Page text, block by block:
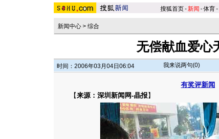
搜狐首页-新闻 -体育-
新闻中心 > 综合
无偿献血爱心
时间：2006年03月04日06:04 我来说两句(0)
有奖评新闻
【来源：深圳新闻网-晶报】